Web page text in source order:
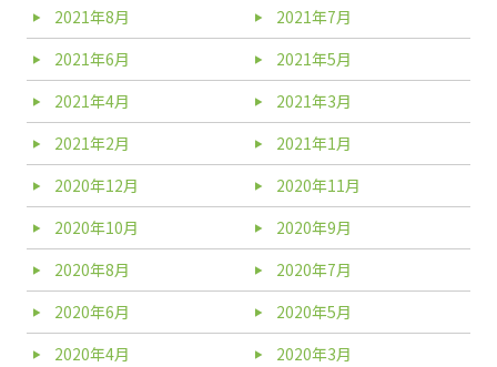
2021年8月
2021年7月
2021年6月
2021年5月
2021年4月
2021年3月
2021年2月
2021年1月
2020年12月
2020年11月
2020年10月
2020年9月
2020年8月
2020年7月
2020年6月
2020年5月
2020年4月
2020年3月